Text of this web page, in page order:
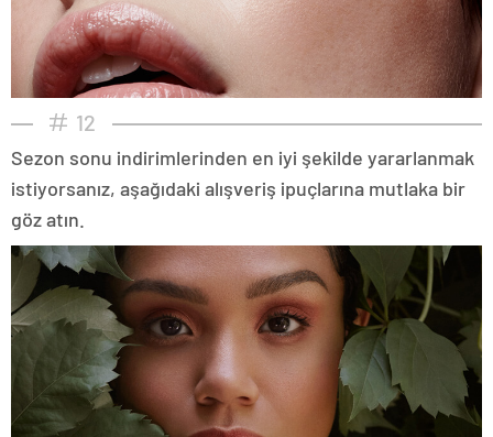
12
Sezon sonu indirimlerinden en iyi şekilde yararlanmak
istiyorsanız, aşağıdaki alışveriş ipuçlarına mutlaka bir
göz atın.